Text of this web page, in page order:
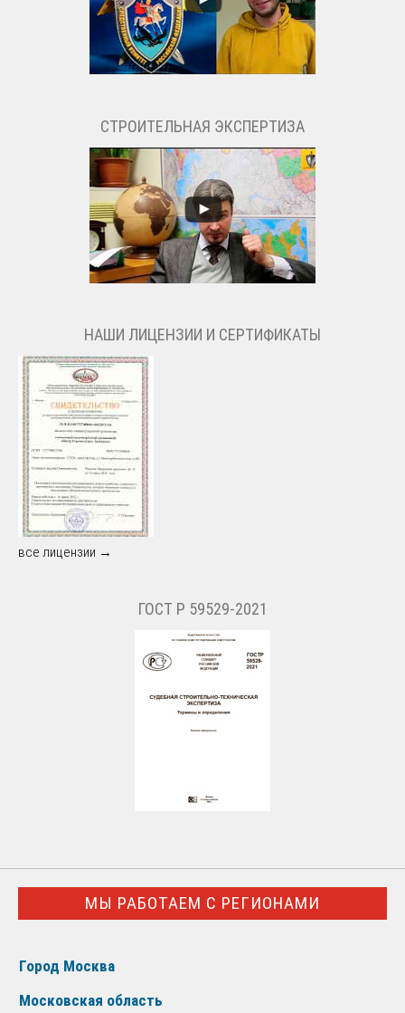
СТРОИТЕЛЬНАЯ ЭКСПЕРТИЗА
НАШИ ЛИЦЕНЗИИ И СЕРТИФИКАТЫ
все лицензии →
ГОСТ Р 59529-2021
МЫ РАБОТАЕМ С РЕГИОНАМИ
Город Москва
Московская область